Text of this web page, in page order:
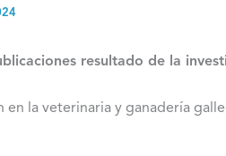
resultado de la
en la veterinaria y ganadería